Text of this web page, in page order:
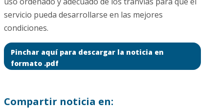
servicio pueda desarrollarse en las mejores
condiciones.
Pinchar aquí para descargar la noticia en
formato .pdf
Compartir noticia en: